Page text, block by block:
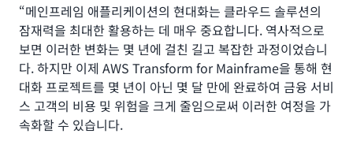
“메인프레임 애플리케이션의 현대화는 클라우드 솔루션의
잠재력을 최대한 활용하는 데 매우 중요합니다. 역사적으로
보면 이러한 변화는 몇 년에 걸친 길고 복잡한 과정이었습니
다. 하지만 이제 AWS Transform for Mainframe을 통해 현
대화 프로젝트를 몇 년이 아닌 몇 달 만에 완료하여 금융 서비
스 고객의 비용 및 위험을 크게 줄임으로써 이러한 여정을 가
속화할 수 있습니다.